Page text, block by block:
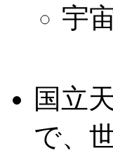
宇
国立
で、